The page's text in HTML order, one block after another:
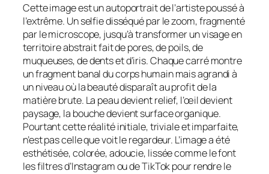
Cette image est un autoportrait de l’artiste poussé à
l’extrême. Un selfie disséqué par le zoom, fragmenté
par le microscope, jusqu’à transformer un visage en
territoire abstrait fait de pores, de poils, de
muqueuses, de dents et d’iris. Chaque carré montre
un fragment banal du corps humain mais agrandi à
un niveau où la beauté disparaît au profit de la
matière brute. La peau devient relief, l’œil devient
paysage, la bouche devient surface organique.
Pourtant cette réalité initiale, triviale et imparfaite,
n’est pas celle que voit le regardeur. L’image a été
esthétisée, colorée, adoucie, lissée comme le font
les filtres d’Instagram ou de TikTok pour rendre le